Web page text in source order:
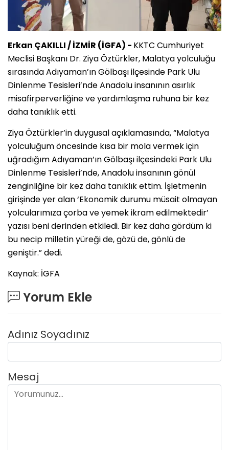
Erkan ÇAKILLI / İZMİR (İGFA) - KKTC Cumhuriyet
Meclisi Başkanı Dr. Ziya Öztürkler, Malatya yolculuğu
sırasında Adıyaman’ın Gölbaşı ilçesinde Park Ulu
Dinlenme Tesisleri’nde Anadolu insanının asırlık
misafirperverliğine ve yardımlaşma ruhuna bir kez
daha tanıklık etti.
Ziya Öztürkler’in duygusal açıklamasında, “Malatya
yolculuğum öncesinde kısa bir mola vermek için
uğradığım Adıyaman’ın Gölbaşı ilçesindeki Park Ulu
Dinlenme Tesisleri’nde, Anadolu insanının gönül
zenginliğine bir kez daha tanıklık ettim. İşletmenin
girişinde yer alan ‘Ekonomik durumu müsait olmayan
yolcularımıza çorba ve yemek ikram edilmektedir’
yazısı beni derinden etkiledi. Bir kez daha gördüm ki
bu necip milletin yüreği de, gözü de, gönlü de
geniştir.” dedi.
Kaynak: İGFA
Yorum Ekle
Adınız Soyadınız
Mesaj